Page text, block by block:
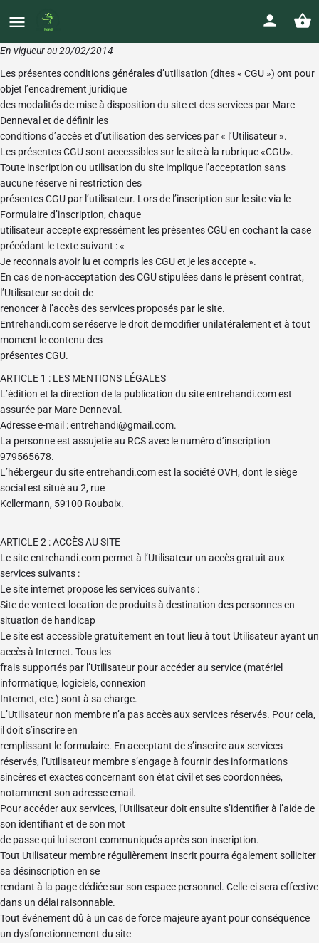
En vigueur au 20/02/2014
Les présentes conditions générales d’utilisation (dites « CGU ») ont pour
objet l’encadrement juridique
des modalités de mise à disposition du site et des services par Marc
Denneval et de définir les
conditions d’accès et d’utilisation des services par « l’Utilisateur ».
Les présentes CGU sont accessibles sur le site à la rubrique «CGU».
Toute inscription ou utilisation du site implique l’acceptation sans
aucune réserve ni restriction des
présentes CGU par l’utilisateur. Lors de l’inscription sur le site via le
Formulaire d’inscription, chaque
utilisateur accepte expressément les présentes CGU en cochant la case
précédant le texte suivant : «
Je reconnais avoir lu et compris les CGU et je les accepte ».
En cas de non-acceptation des CGU stipulées dans le présent contrat,
l’Utilisateur se doit de
renoncer à l’accès des services proposés par le site.
Entrehandi.com se réserve le droit de modifier unilatéralement et à tout
moment le contenu des
présentes CGU.
ARTICLE 1 : LES MENTIONS LÉGALES
L’édition et la direction de la publication du site entrehandi.com est
assurée par Marc Denneval.
Adresse e-mail : entrehandi@gmail.com.
La personne est assujetie au RCS avec le numéro d’inscription
979565678.
L’hébergeur du site entrehandi.com est la société OVH, dont le siège
social est situé au 2, rue
Kellermann, 59100 Roubaix.
ARTICLE 2 : ACCÈS AU SITE
Le site entrehandi.com permet à l’Utilisateur un accès gratuit aux
services suivants :
Le site internet propose les services suivants :
Site de vente et location de produits à destination des personnes en
situation de handicap
Le site est accessible gratuitement en tout lieu à tout Utilisateur ayant un
accès à Internet. Tous les
frais supportés par l’Utilisateur pour accéder au service (matériel
informatique, logiciels, connexion
Internet, etc.) sont à sa charge.
L’Utilisateur non membre n’a pas accès aux services réservés. Pour cela,
il doit s’inscrire en
remplissant le formulaire. En acceptant de s’inscrire aux services
réservés, l’Utilisateur membre s’engage à fournir des informations
sincères et exactes concernant son état civil et ses coordonnées,
notamment son adresse email.
Pour accéder aux services, l’Utilisateur doit ensuite s’identifier à l’aide de
son identifiant et de son mot
de passe qui lui seront communiqués après son inscription.
Tout Utilisateur membre régulièrement inscrit pourra également solliciter
sa désinscription en se
rendant à la page dédiée sur son espace personnel. Celle-ci sera effective
dans un délai raisonnable.
Tout événement dû à un cas de force majeure ayant pour conséquence
un dysfonctionnement du site